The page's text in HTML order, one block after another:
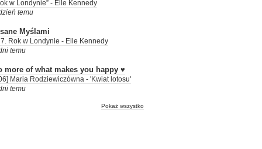
w Londynie” - Elle Kennedy
temu
Myślami
Rok w Londynie - Elle Kennedy
temu
more of what makes you happy ♥
Maria Rodziewiczówna - 'Kwiat lotosu'
temu
Pokaż wszystko